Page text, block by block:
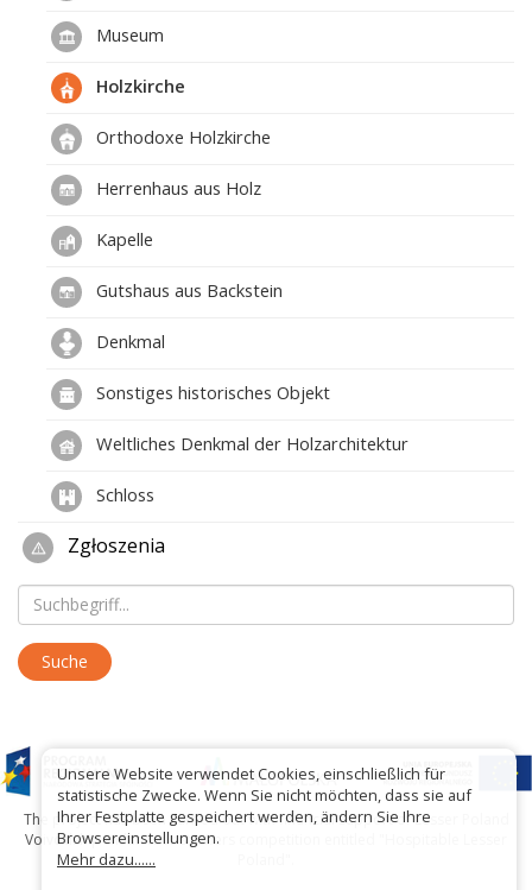
Museum
Holzkirche
Orthodoxe Holzkirche
Herrenhaus aus Holz
Kapelle
Gutshaus aus Backstein
Denkmal
Sonstiges historisches Objekt
Weltliches Denkmal der Holzarchitektur
Schloss
Zgłoszenia
The project has been carried out with financial support of Lesser Poland
Voivodship within tourist offers competition entitled "Hospitable Lesser
Unsere Website verwendet Cookies, einschließlich für
statistische Zwecke. Wenn Sie nicht möchten, dass sie auf
Ihrer Festplatte gespeichert werden, ändern Sie Ihre
Browsereinstellungen.
Mehr dazu......